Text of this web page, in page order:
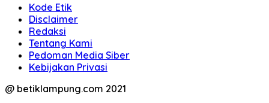
Kode Etik
Disclaimer
Redaksi
Tentang Kami
Pedoman Media Siber
Kebijakan Privasi
@ betiklampung.com 2021